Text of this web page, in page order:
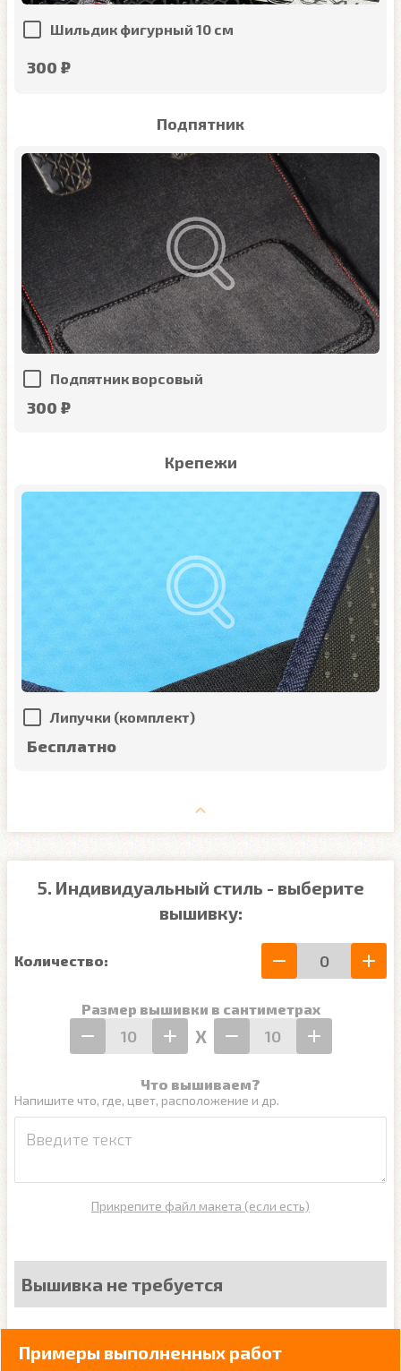
Шильдик фигурный 10 см
300 ₽
Подпятник
Подпятник ворсовый
300 ₽
Крепежи
Липучки (комплект)
Бесплатно
5. Индивидуальный стиль - выберите
вышивку:
Количество:
Размер вышивки в сантиметрах
Х
Что вышиваем?
Напишите что, где, цвет, расположение и др.
Прикрепите файл макета (если есть)
Вышивка не требуется
Примеры выполненных работ